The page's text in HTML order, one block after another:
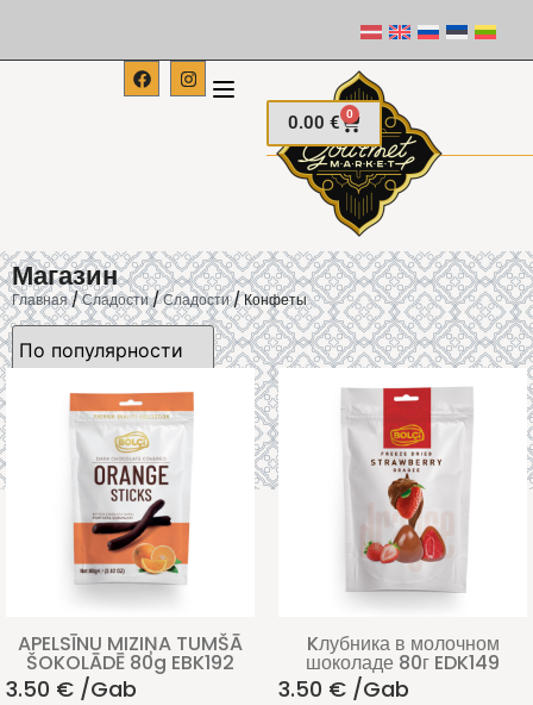
0.00 € 0
Магазин
Главная/Сладости/Сладости/ Конфеты
APELSĪNU MIZIŅA TUMŠĀ
ŠOKOLĀDĒ 80g EBK192
3.50 € /gab
Kлубника в молочном
шоколаде 80г EDK149
3.50 € /gab